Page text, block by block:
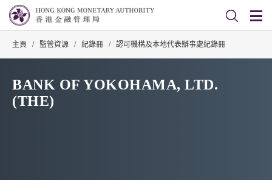
主頁 / 監管資源 / 紀錄冊 / 認可機構及本地代表辦事處紀錄冊
BANK OF YOKOHAMA, LTD.
(THE)